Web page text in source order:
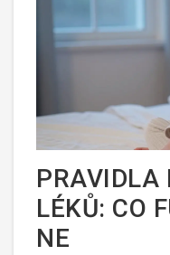
PRAVIDLA
LÉKŮ: CO
NE